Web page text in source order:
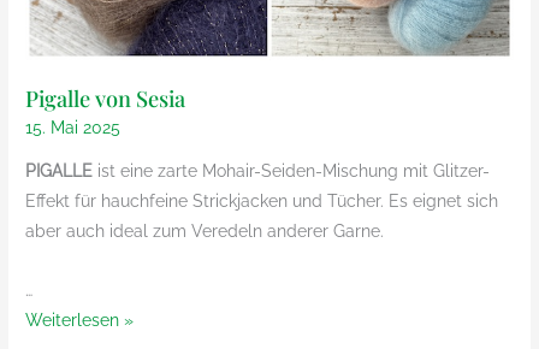
Pigalle von Sesia
15. Mai 2025
PIGALLE ist eine zarte Mohair-Seiden-Mischung mit Glitzer-
Effekt für hauchfeine Strickjacken und Tücher. Es eignet sich
aber auch ideal zum Veredeln anderer Garne.
…
Pigalle
Weiterlesen »